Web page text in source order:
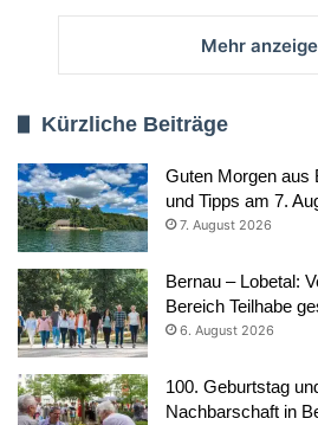
Mehr
Kürzliche Beiträge
Guten Morgen aus
und Tipps am 7.
7. August 2026
Bernau – Lobetal:
Bereich Teilhabe
6. August 2026
100. Geburtstag
Nachbarschaft in